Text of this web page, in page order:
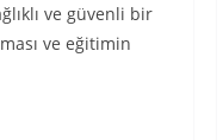
ve güvenli bir
ve eğitimin